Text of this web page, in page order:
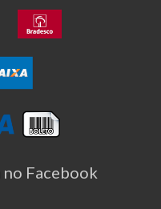
no Facebook